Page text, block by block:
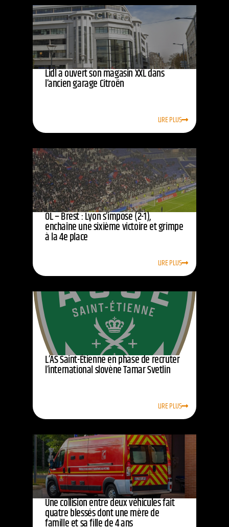
Lidl a ouvert son magasin XXL dans
l’ancien garage Citroën
LIRE PLUS
OL – Brest : Lyon s’impose (2-1),
enchaîne une sixième victoire et grimpe
à la 4e place
LIRE PLUS
L’AS Saint-Étienne en phase de recruter
l’international slovène Tamar Svetlin
LIRE PLUS
Une collision entre deux véhicules fait
quatre blessés dont une mère de
famille et sa fille de 4 ans